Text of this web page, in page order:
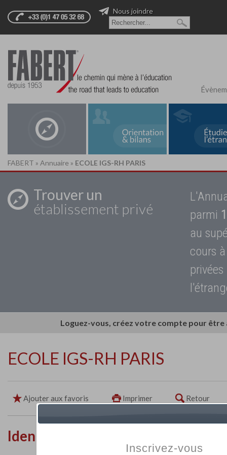
Nous joindre
FABERT » Annuaire » ECOLE IGS-RH PARIS
Trouver un
établissement privé
parmi
au
cours
Loguez-vous, créez votre compte pour
ECOLE IGS-RH PARIS
Ajouter aux favoris Imprimer Retour
Identité de l'établissement
Inscrivez-vous